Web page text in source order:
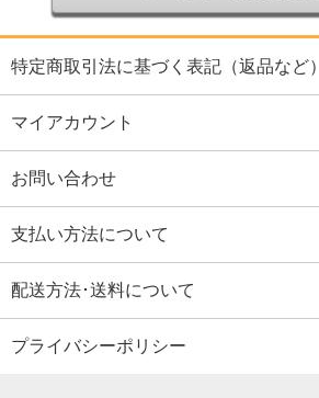
特定商取引法に基づく表記（返品など）
マイアカウント
お問い合わせ
支払い方法について
配送方法･送料について
プライバシーポリシー